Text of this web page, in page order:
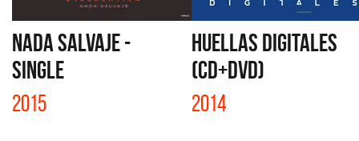
NADA SALVAJE -
SINGLE
2015
HUELLAS DIGITALES
(CD+DVD)
2014